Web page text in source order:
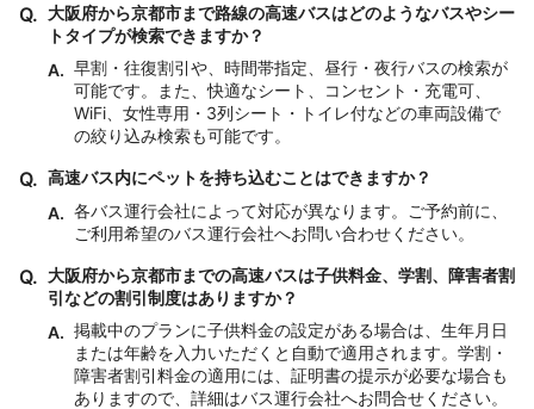
Q. 大阪府から京都市まで路線の高速バスはどのようなバスやシー
トタイプが検索できますか？
A. 早割・往復割引や、時間帯指定、昼行・夜行バスの検索が
可能です。また、快適なシート、コンセント・充電可、
WiFi、女性専用・3列シート・トイレ付などの車両設備で
の絞り込み検索も可能です。
Q. 高速バス内にペットを持ち込むことはできますか？
A. 各バス運行会社によって対応が異なります。ご予約前に、
ご利用希望のバス運行会社へお問い合わせください。
Q. 大阪府から京都市までの高速バスは子供料金、学割、障害者割
引などの割引制度はありますか？
A. 掲載中のプランに子供料金の設定がある場合は、生年月日
または年齢を入力いただくと自動で適用されます。学割・
障害者割引料金の適用には、証明書の提示が必要な場合も
ありますので、詳細はバス運行会社へお問合せください。